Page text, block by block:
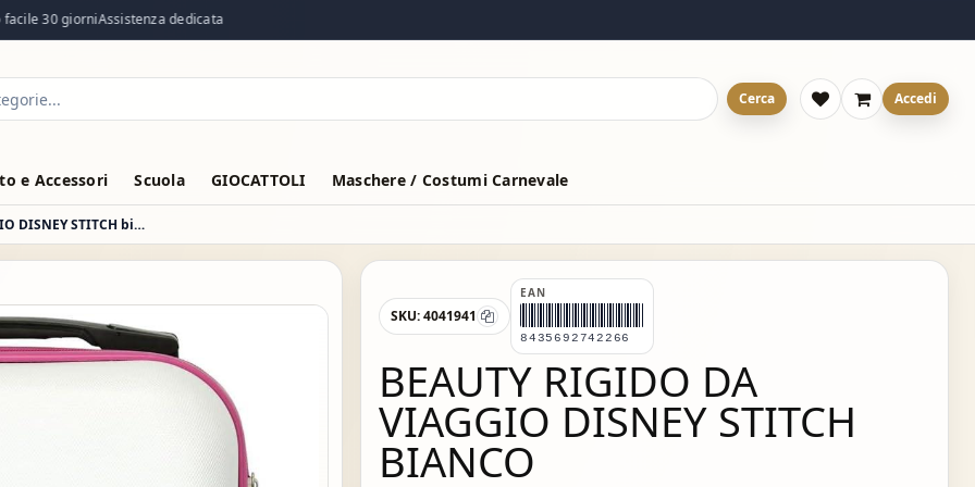
30 giorniAssistenza dedicata
Cerca Accedi
e Accessori Scuola GIOCATTOLI Maschere / Costumi Carnevale
BEAUTY RIGIDO DA VIAGGIO DISNEY STITCH bianco
SKU:4041941
EAN
8435692742266
BEAUTY RIGIDO DA
VIAGGIO DISNEY STITCH
BIANCO